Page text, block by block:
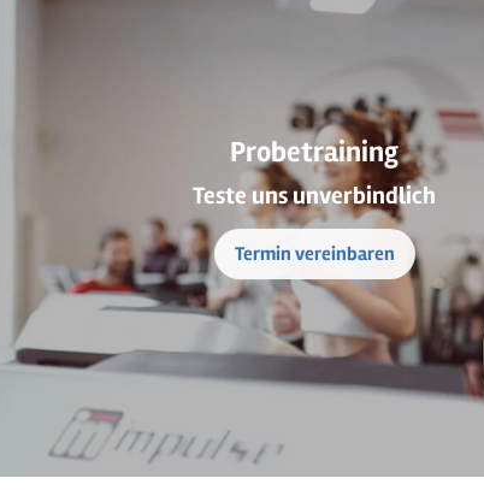
Probetraining
Teste uns unverbindlich
Termin vereinbaren